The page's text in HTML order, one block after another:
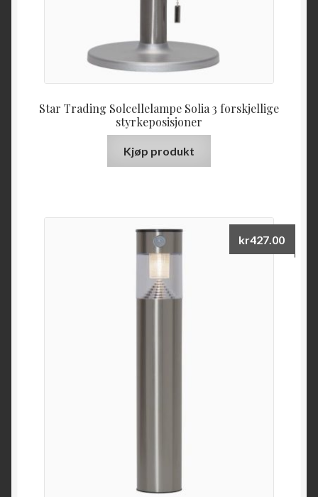
Star Trading Solcellelampe Solia 3 forskjellige
styrkeposisjoner
Kjøp produkt
kr427.00